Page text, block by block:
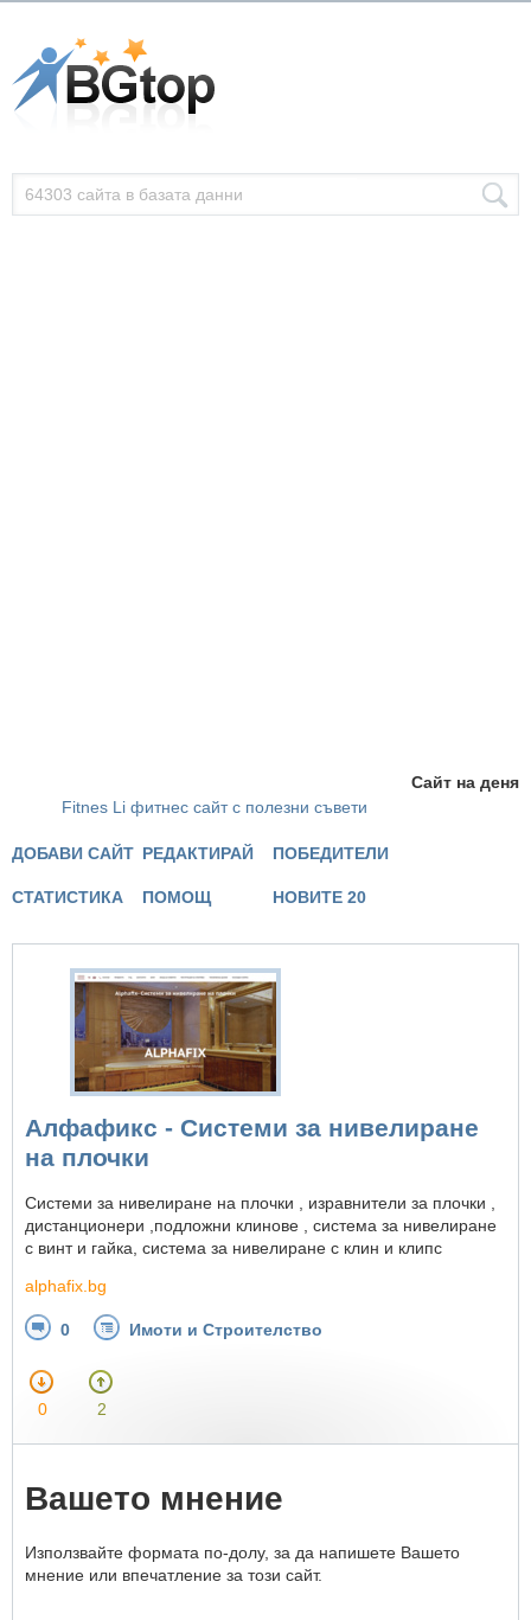
Сайт на деня
Fitnes Li фитнес сайт с полезни съвети
ДОБАВИ САЙТ РЕДАКТИРАЙ ПОБЕДИТЕЛИ
СТАТИСТИКА ПОМОЩ НОВИТЕ 20
Алфафикс - Системи за нивелиране
на плочки
Системи за нивелиране на плочки , изравнители за плочки ,
дистанционери ,подложни клинове , система за нивелиране
с винт и гайка, система за нивелиране с клин и клипс
alphafix.bg
0 Имоти и Строителство
0 2
Вашето мнение
Използвайте формата по-долу, за да напишете Вашето
мнение или впечатление за този сайт.